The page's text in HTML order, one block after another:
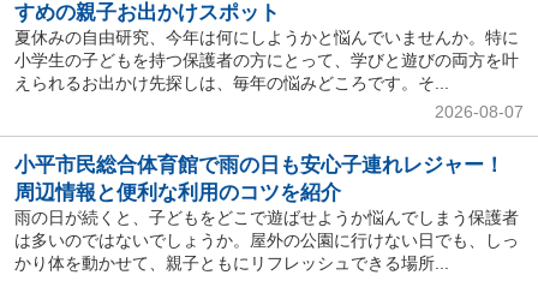
すめの親子お出かけスポット
夏休みの自由研究、今年は何にしようかと悩んでいませんか。特に
小学生の子どもを持つ保護者の方にとって、学びと遊びの両方を叶
えられるお出かけ先探しは、毎年の悩みどころです。そ...
2026-08-07
小平市民総合体育館で雨の日も安心子連れレジャー！
周辺情報と便利な利用のコツを紹介
雨の日が続くと、子どもをどこで遊ばせようか悩んでしまう保護者
は多いのではないでしょうか。屋外の公園に行けない日でも、しっ
かり体を動かせて、親子ともにリフレッシュできる場所...